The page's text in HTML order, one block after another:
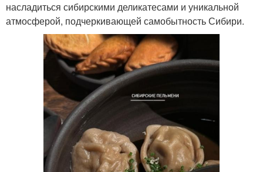
насладиться сибирскими деликатесами и уникальной
атмосферой, подчеркивающей самобытность Сибири.